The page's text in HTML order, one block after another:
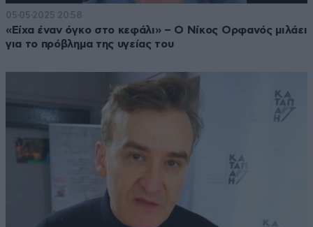
05·05·2025 20:58
«Είχα έναν όγκο στο κεφάλι» – Ο Νίκος Ορφανός μιλάει
για το πρόβλημα της υγείας του